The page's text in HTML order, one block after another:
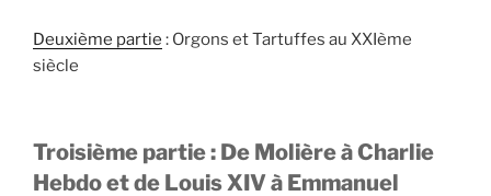
Deuxième partie : Orgons et Tartuffes au XXIème
siècle
Troisième partie : De Molière à Charlie
Hebdo et de Louis XIV à Emmanuel